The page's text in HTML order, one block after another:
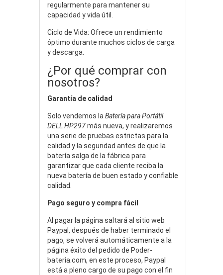
regularmente para mantener su
capacidad y vida útil.
Ciclo de Vida: Ofrece un rendimiento
óptimo durante muchos ciclos de carga
y descarga.
¿Por qué comprar con
nosotros?
Garantía de calidad
Solo vendemos la Batería para Portátil
DELL HP297más nueva, y realizaremos
una serie de pruebas estrictas para la
calidad y la seguridad antes de que la
batería salga de la fábrica para
garantizar que cada cliente reciba la
nueva batería de buen estado y confiable
calidad.
Pago seguro y compra fácil
Al pagar la página saltará al sitio web
Paypal, después de haber terminado el
pago, se volverá automáticamente a la
página éxito del pedido de Poder-
bateria.com, en este proceso, Paypal
está a pleno cargo de su pago con el fin